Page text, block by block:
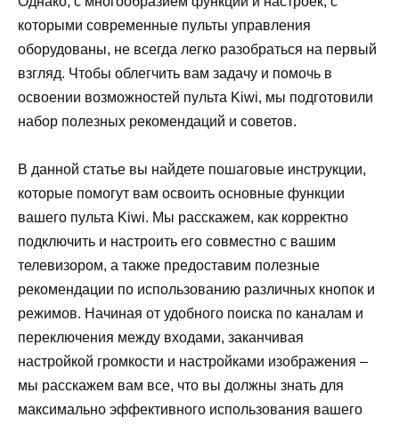
которыми современные пульты управления
оборудованы, не всегда легко разобраться на первый
взгляд. Чтобы облегчить вам задачу и помочь в
освоении возможностей пульта Kiwi, мы подготовили
набор полезных рекомендаций и советов.
В данной статье вы найдете пошаговые инструкции,
которые помогут вам освоить основные функции
вашего пульта Kiwi. Мы расскажем, как корректно
подключить и настроить его совместно с вашим
телевизором, а также предоставим полезные
рекомендации по использованию различных кнопок и
режимов. Начиная от удобного поиска по каналам и
переключения между входами, заканчивая
настройкой громкости и настройками изображения –
мы расскажем вам все, что вы должны знать для
максимально эффективного использования вашего